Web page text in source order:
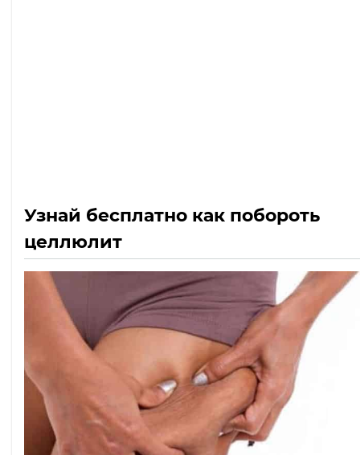
Узнай бесплатно как побороть
целлюлит